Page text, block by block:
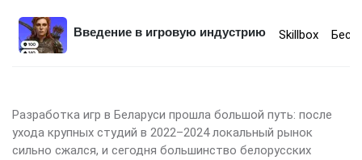
Введение в игровую индустрию Skillbox
Разработка игр в Беларуси прошла большой путь: после
ухода крупных студий в 2022–2024 локальный рынок
сильно сжался, и сегодня большинство белорусских